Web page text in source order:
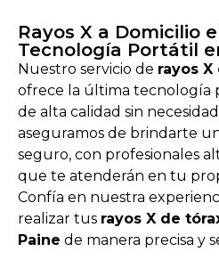
Rayos X a Domicilio
Tecnología Portátil
Nuestro servicio de rayos
ofrece la última tecnología
de alta calidad sin
aseguramos de brindarte
seguro, con profesionales
que te atenderán en tu
Confía en nuestra
realizar tus rayos X de
Paine de manera precisa y